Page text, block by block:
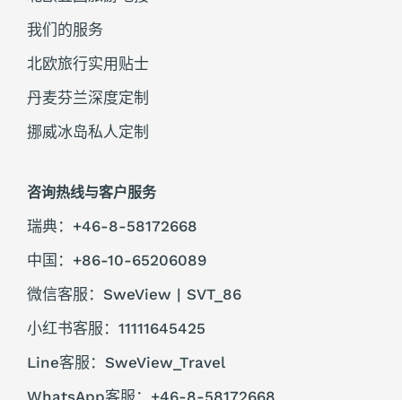
我们的服务
北欧旅行实用贴士
丹麦芬兰深度定制
挪威冰岛私人定制
咨询热线与客户服务
瑞典：+46-8-58172668
中国：+86-10-65206089
微信客服：SweView | SVT_86
小红书客服：11111645425
Line客服：SweView_Travel
WhatsApp客服：+46-8-58172668